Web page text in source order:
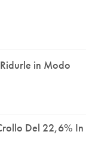
in Modo
Del 22,6% In